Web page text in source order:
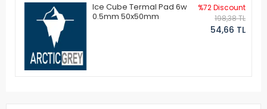
Ice Cube Termal Pad 6w
0.5mm 50x50mm
%72 Discount
198,38 TL
54,66 TL